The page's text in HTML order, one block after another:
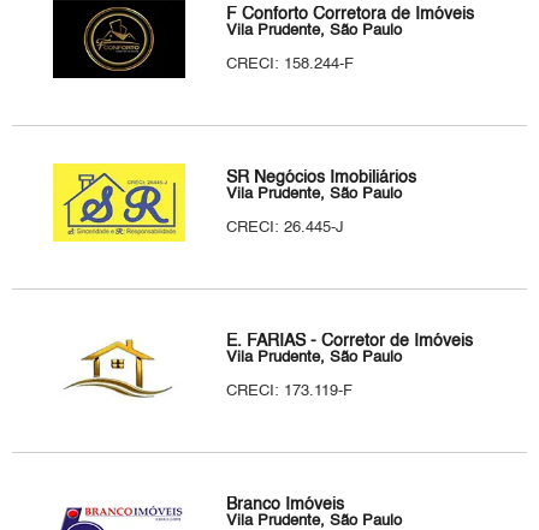
F Conforto Corretora de Imóveis
Vila Prudente, São Paulo
CRECI: 158.244-F
SR Negócios Imobiliários
Vila Prudente, São Paulo
CRECI: 26.445-J
E. FARIAS - Corretor de Imóveis
Vila Prudente, São Paulo
CRECI: 173.119-F
Branco Imóveis
Vila Prudente, São Paulo